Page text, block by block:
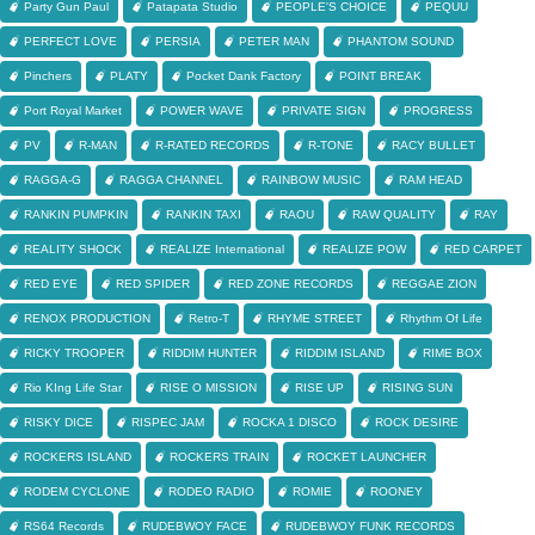
Party Gun Paul Patapata Studio PEOPLE'S CHOICE PEQUU
PERFECT LOVE PERSIA PETER MAN PHANTOM SOUND
Pinchers PLATY Pocket Dank Factory POINT BREAK
Port Royal Market POWER WAVE PRIVATE SIGN PROGRESS
PV R-MAN R-RATED RECORDS R-TONE RACY BULLET
RAGGA-G RAGGA CHANNEL RAINBOW MUSIC RAM HEAD
RANKIN PUMPKIN RANKIN TAXI RAOU RAW QUALITY RAY
REALITY SHOCK REALIZE International REALIZE POW RED CARPET
RED EYE RED SPIDER RED ZONE RECORDS REGGAE ZION
RENOX PRODUCTION Retro-T RHYME STREET Rhythm Of Life
RICKY TROOPER RIDDIM HUNTER RIDDIM ISLAND RIME BOX
Rio KIng Life Star RISE O MISSION RISE UP RISING SUN
RISKY DICE RISPEC JAM ROCKA 1 DISCO ROCK DESIRE
ROCKERS ISLAND ROCKERS TRAIN ROCKET LAUNCHER
RODEM CYCLONE RODEO RADIO ROMIE ROONEY
RS64 Records RUDEBWOY FACE RUDEBWOY FUNK RECORDS